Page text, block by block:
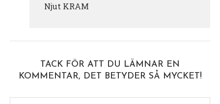
Njut KRAM
TACK FÖR ATT DU LÄMNAR EN
KOMMENTAR, DET BETYDER SÅ MYCKET!